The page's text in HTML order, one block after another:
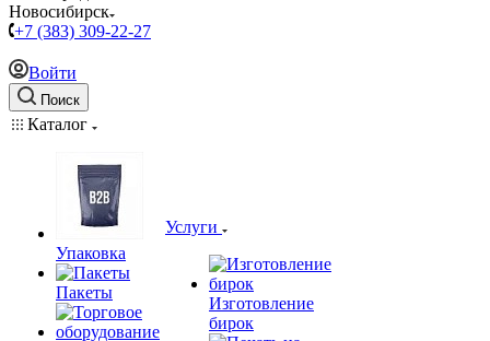
Новосибирск
+7 (383) 309-22-27
Войти
Поиск
Каталог
Упаковка
Пакеты
Услуги
Изготовление
бирок